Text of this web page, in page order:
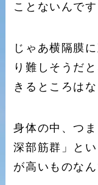
ことないんです
じゃあ横隔膜
り難しそうだ
きるところはな
身体の中、つ
深部筋群」と
が高いものなん